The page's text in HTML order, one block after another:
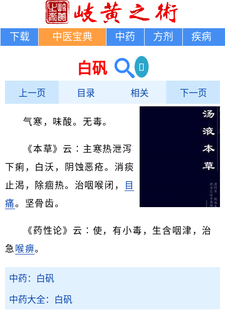
下载 中医宝典 中药 方剂 疾病
白矾
上一页 目录 相关 下一页
气寒，味酸。无毒。
《本草》云∶主寒热泄泻
下痢，白沃，阴蚀恶疮。消痰
止渴，除痼热。治咽喉闭，
目
痛。坚骨齿。
《药性论》云∶使，有小毒，生含咽津，治
急 喉痹。
中药：白矾
中药大全：白矾